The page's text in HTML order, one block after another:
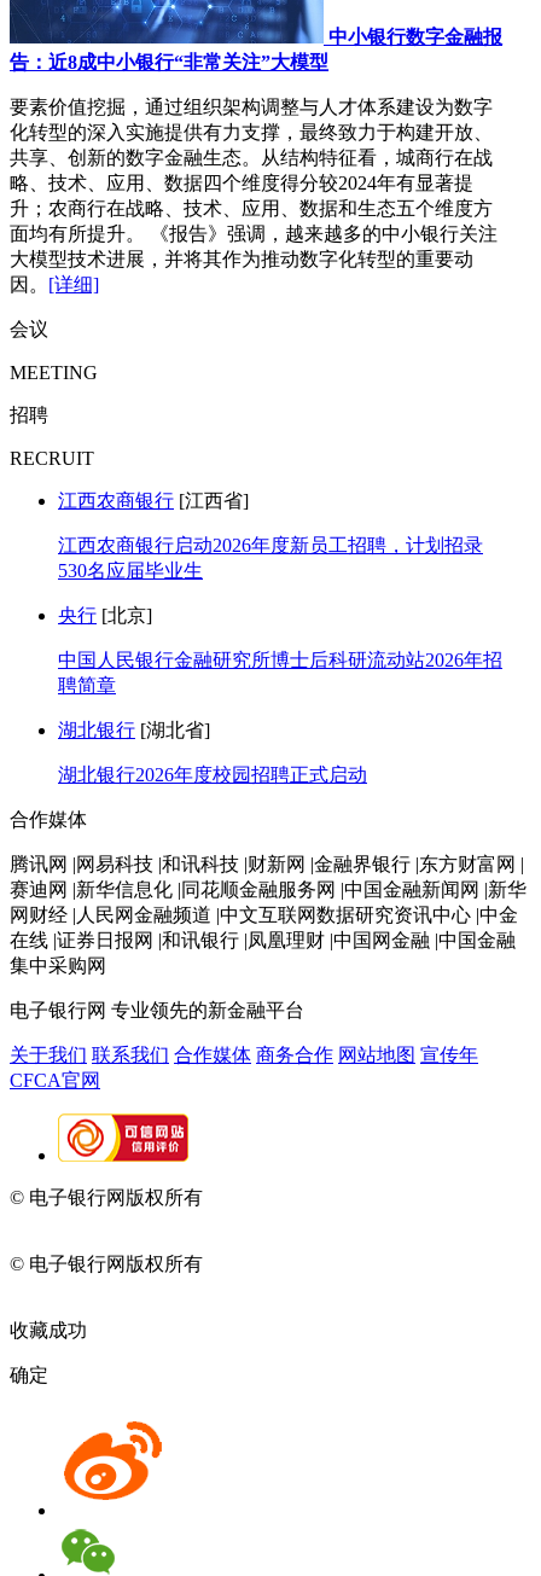
中小银行数字金融报
告：近8成中小银行“非常关注”大模型
要素价值挖掘，通过组织架构调整与人才体系建设为数字
化转型的深入实施提供有力支撑，最终致力于构建开放、
共享、创新的数字金融生态。从结构特征看，城商行在战
略、技术、应用、数据四个维度得分较2024年有显著提
升；农商行在战略、技术、应用、数据和生态五个维度方
面均有所提升。 《报告》强调，越来越多的中小银行关注
大模型技术进展，并将其作为推动数字化转型的重要动
因。 [详细]
会议
MEETING
招聘
RECRUIT
江西农商银行 [江西省]
江西农商银行启动2026年度新员工招聘，计划招录
530名应届毕业生
央行 [北京]
中国人民银行金融研究所博士后科研流动站2026年招
聘简章
湖北银行 [湖北省]
湖北银行2026年度校园招聘正式启动
合作媒体
腾讯网 |网易科技 |和讯科技 |财新网 |金融界银行 |东方财富网 |
赛迪网 |新华信息化 |同花顺金融服务网 |中国金融新闻网 |新华
网财经 |人民网金融频道 |中文互联网数据研究资讯中心 |中金
在线 |证券日报网 |和讯银行 |凤凰理财 |中国网金融 |中国金融
集中采购网
电子银行网 专业领先的新金融平台
关于我们 联系我们 合作媒体 商务合作 网站地图 宣传年
CFCA官网
© 电子银行网版权所有
© 电子银行网版权所有
收藏成功
确定